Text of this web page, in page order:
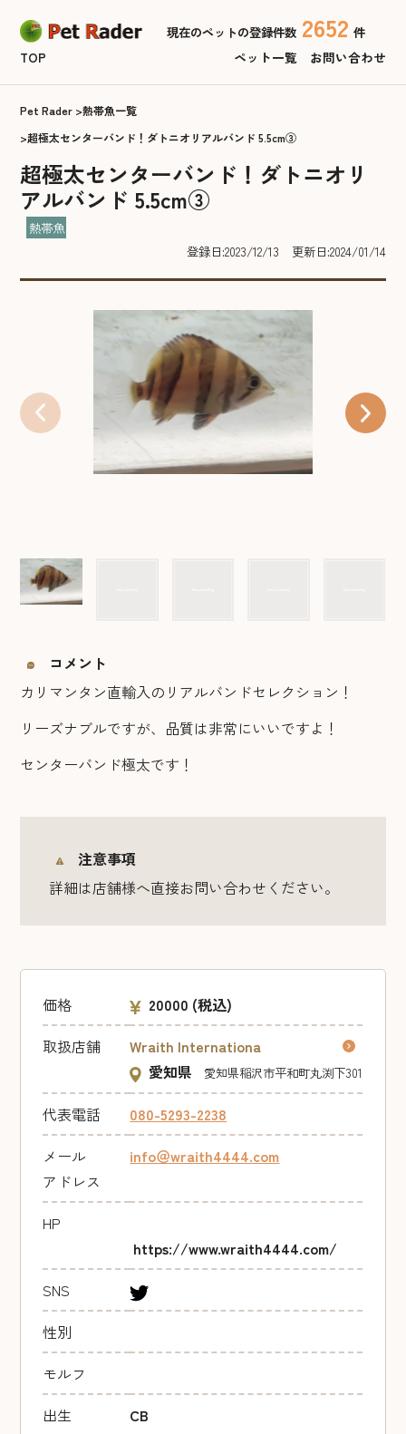
現在のペットの登録件数 2652 件
TOP
ペット一覧 お問い合わせ
Pet Rader
熱帯魚一覧
超極太センターバンド！ダトニオリアルバンド 5.5cm③
超極太センターバンド！ダトニオリ
アルバンド 5.5cm③
熱帯魚
登録日:2023/12/13
更新日:2024/01/14
コメント
カリマンタン直輸入のリアルバンドセレクション！
リーズナブルですが、品質は非常にいいですよ！
センターバンド極太です！
注意事項
詳細は店舗様へ直接お問い合わせください。
価格 20000 (税込)
取扱店舗
Wraith Internationa
愛知県
愛知県稲沢市平和町丸渕下301
代表電話
080-5293-2238
メール
アドレス
info＠wraith4444.com
HP
https://www.wraith4444.com/
SNS
性別
モルフ
出生
CB